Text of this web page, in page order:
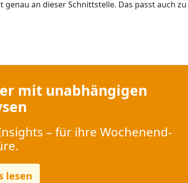
an dieser Schnittstelle. Das passt auch zu
mit unabhängigen
– für ihre Wochenend-
lesen